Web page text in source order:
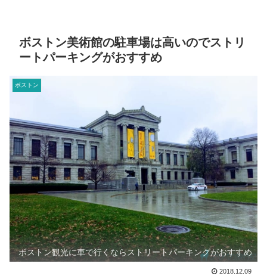
ボストン美術館の駐車場は高いのでストリ
ートパーキングがおすすめ
ボストン
ボストン観光に車で行くならストリートパーキングがおすすめ
2018.12.09